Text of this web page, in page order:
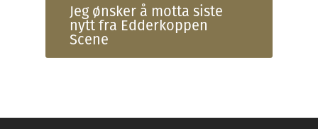
Jeg ønsker å motta siste
nytt fra Edderkoppen
Scene